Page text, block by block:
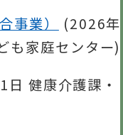
事業）
(2026年
も家庭センター)
日 健康介護課・